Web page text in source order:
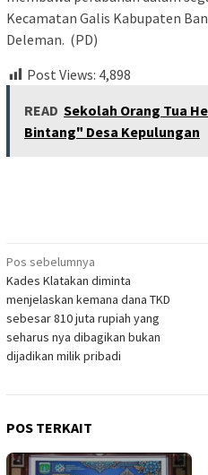
Kecamatan Galis Kabupaten
Deleman. (PD)
Post Views: 4,898
READ Sekolah Orang Tua
Bintang" Desa Kepulungan
Navigasi
pos
Pos sebelumnya
Kades Klatakan diminta
menjelaskan kemana dana TKD
sebesar 810 juta rupiah yang
seharus nya dibagikan bukan
dijadikan milik pribadi
POS TERKAIT